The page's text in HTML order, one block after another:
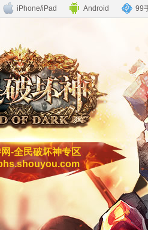
iPhone/iPad Android 99
-全民破坏神专区